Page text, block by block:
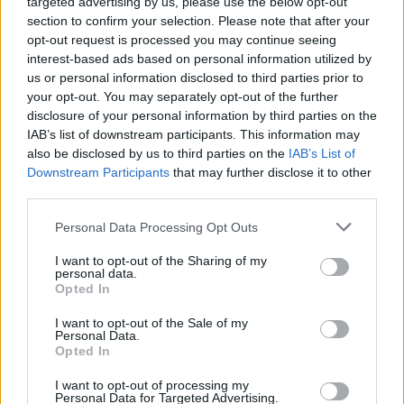
section to confirm your selection. Please note that after your
opt-out request is processed you may continue seeing
interest-based ads based on personal information utilized by
us or personal information disclosed to third parties prior to
your opt-out. You may separately opt-out of the further
disclosure of your personal information by third parties on the
IAB’s list of downstream participants. This information may
also be disclosed by us to third parties on the IAB’s List of
Downstream Participants that may further disclose it to other
Personal Data Processing Opt Outs
I want to opt-out of the Sharing of my
personal data.
Opted In
I want to opt-out of the Sale of my
Personal Data.
Opted In
I want to opt-out of processing my
Personal Data for Targeted Advertising.
“Per ironia della sorte mentre anche quest’anno l’Appennino si
lamenta per la mancanza della neve – prosegue Marco Gualandi
– invece è arrivata l’acqua. Però non stiamo parlando di alluvioni
o bombe d’acqua, bensì di una pioggia forte ma ‘normale’. Se
nonostante questo avvengono fenomeni franosi, questo
conferma quanto sia fragile il territorio dell’Alto Reno.
Certamente la prevenzione e la messa in sicurezza è una
priorità, ma Cna sottolinea ancora una volta come per
problema del traffico sulla Porrettana è sia a valle da Porretta a
Bologna, sia a monte da Porretta a Pistoia. Un traffico difficile in
particolare per i mezzi pesanti che riforniscono le nostre aziende
o portano le loro merci fuori dall’Appennino. Le nostre imprese in
più occasioni, attraverso sondaggi, convegni, interviste, hanno
sempre indicato la Bretella di collegamento Reno-Setta come la
con un tunnel di connettersi all’Autostrada Bologna-Firenze. In